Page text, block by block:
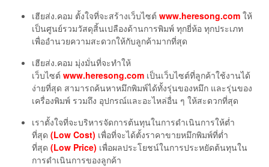
เฮียส่ง.คอม ตั้งใจที่จะสร้างเว็บไซต์ www.heresong.comให้
เป็นศูนย์รวมวัสดุสิ้นเปลืองด้านการพิมพ์ ทุกยี่ห้อ ทุกประเภท
เพื่ออำนวยความสะดวกให้กับลูกค้ามากที่สุด
เฮียส่ง.คอม มุ่งมั่นที่จะทำให้
เว็บไซต์ www.heresong.comเป็นเว็บไซต์ที่ลูกค้าใช้งานได้
ง่ายที่สุด สามารถค้นหาหมึกพิมพ์ได้ทั้งรุ่นของหมึก และรุ่นของ
เครื่องพิมพ์ รวมถึง อุปกรณ์และอะไหล่อื่น ๆ ให้สะดวกที่สุด
เราตั้งใจที่จะบริหารจัดการต้นทุนในการดำเนินการให้ต่ำ
ที่สุด (Low Cost) เพื่อที่จะได้ตั้งราคาขายหมึกพิมพ์ที่ต่ำ
ที่สุด (Low Price) เพื่อผลประโยชน์ในการประหยัดต้นทุนใน
การดำเนินการของลูกค้า